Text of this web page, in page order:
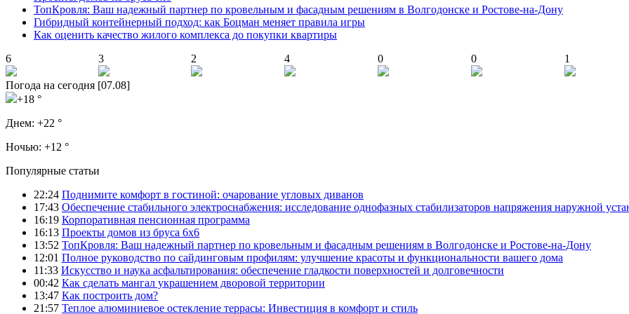
ТопКровля: Ваш надежный партнер по кровельным и фасадным решениям в Волгодонске и Ростове-на-Дону
Гибридный контейнерный подход: как Боцман меняет правила игры
Как оценить качество жилого комплекса до покупки квартиры
6
3 2 4 0 0 1
Погода на сегодня [07.08]
+18 °
Днем: +22 °
Ночью: +12 °
Популярные статьи
22:24 Поднимите комфорт в гостиной: очарование угловых диванов
17:43 Обеспечение стабильного электроснабжения: исследование однофазных стабилизаторов напряжения наружной
16:19 Корпоративная пенсионная программа
16:13 Проекты домов из бруса 6х6
13:52 ТопКровля: Ваш надежный партнер по кровельным и фасадным решениям в Волгодонске и Ростове-на-Дону
12:01 Полное руководство по сайдинговым профилям: улучшение красоты и функциональности вашего дома
11:33 Искусство и наука асфальтирования: обеспечение гладкости поверхностей и долговечности
00:42 Как сделать мангал украшением дворовой территории
13:47 Как построить дом?
21:57 Теплое алюминиевое остекление террасы: Инвестиция в комфорт и стиль